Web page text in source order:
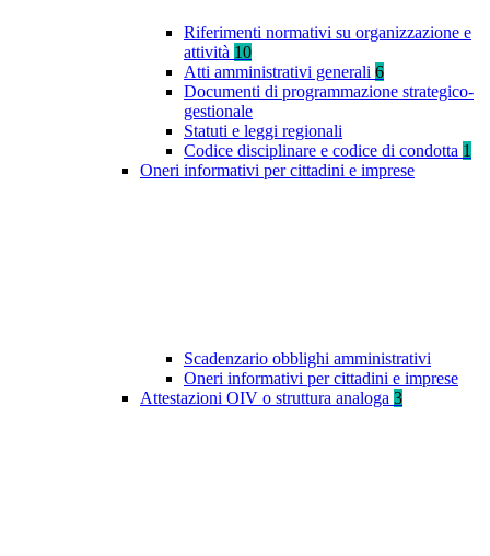
Riferimenti normativi su organizzazione e
attività 10
Atti amministrativi generali 6
Documenti di programmazione strategico-
gestionale
Statuti e leggi regionali
Codice disciplinare e codice di condotta 1
Oneri informativi per cittadini e imprese
Scadenzario obblighi amministrativi
Oneri informativi per cittadini e imprese
Attestazioni OIV o struttura analoga 3